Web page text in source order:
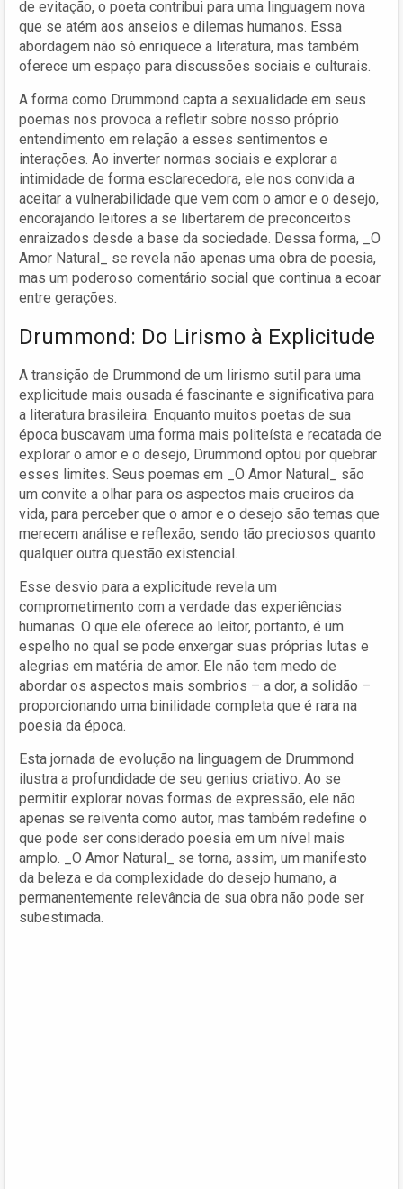
de evitação, o poeta contribui para uma linguagem nova
que se atém aos anseios e dilemas humanos. Essa
abordagem não só enriquece a literatura, mas também
oferece um espaço para discussões sociais e culturais.
A forma como Drummond capta a sexualidade em seus
poemas nos provoca a refletir sobre nosso próprio
entendimento em relação a esses sentimentos e
interações. Ao inverter normas sociais e explorar a
intimidade de forma esclarecedora, ele nos convida a
aceitar a vulnerabilidade que vem com o amor e o desejo,
encorajando leitores a se libertarem de preconceitos
enraizados desde a base da sociedade. Dessa forma, _O
Amor Natural_ se revela não apenas uma obra de poesia,
mas um poderoso comentário social que continua a ecoar
entre gerações.
Drummond: Do Lirismo à Explicitude
A transição de Drummond de um lirismo sutil para uma
explicitude mais ousada é fascinante e significativa para
a literatura brasileira. Enquanto muitos poetas de sua
época buscavam uma forma mais politeísta e recatada de
explorar o amor e o desejo, Drummond optou por quebrar
esses limites. Seus poemas em _O Amor Natural_ são
um convite a olhar para os aspectos mais crueiros da
vida, para perceber que o amor e o desejo são temas que
merecem análise e reflexão, sendo tão preciosos quanto
qualquer outra questão existencial.
Esse desvio para a explicitude revela um
comprometimento com a verdade das experiências
humanas. O que ele oferece ao leitor, portanto, é um
espelho no qual se pode enxergar suas próprias lutas e
alegrias em matéria de amor. Ele não tem medo de
abordar os aspectos mais sombrios – a dor, a solidão –
proporcionando uma binilidade completa que é rara na
poesia da época.
Esta jornada de evolução na linguagem de Drummond
ilustra a profundidade de seu genius criativo. Ao se
permitir explorar novas formas de expressão, ele não
apenas se reiventa como autor, mas também redefine o
que pode ser considerado poesia em um nível mais
amplo. _O Amor Natural_ se torna, assim, um manifesto
da beleza e da complexidade do desejo humano, a
permanentemente relevância de sua obra não pode ser
subestimada.